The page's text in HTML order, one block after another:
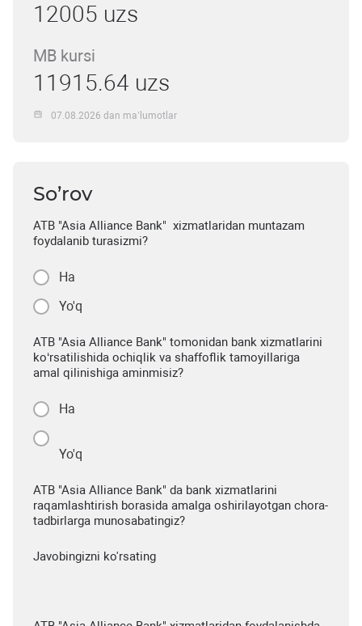
12005 uzs
MB kursi
11915.64 uzs
07.08.2026 dan ma’lumotlar
So’rov
ATB "Asia Alliance Bank" xizmatlaridan muntazam
foydalanib turasizmi?
Ha
Yo'q
ATB "Asia Alliance Bank" tomonidan bank xizmatlarini
ko‘rsatilishida ochiqlik va shaffoflik tamoyillariga
amal qilinishiga aminmisiz?
Ha
Yo'q
ATB "Asia Alliance Bank" da bank xizmatlarini
raqamlashtirish borasida amalga oshirilayotgan chora-
tadbirlarga munosabatingiz?
Javobingizni ko'rsating